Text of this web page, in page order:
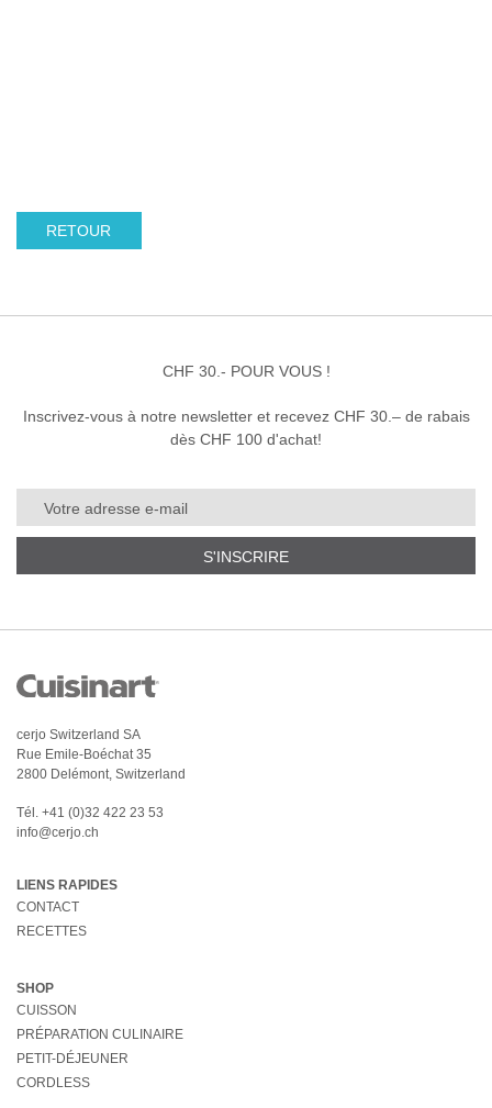
RETOUR
CHF 30.- POUR VOUS !
Inscrivez-vous à notre newsletter et recevez CHF 30.– de rabais
dès CHF 100 d'achat!
S'INSCRIRE
cerjo Switzerland SA
Rue Emile-Boéchat 35
2800 Delémont, Switzerland
Tél. +41 (0)32 422 23 53
info@cerjo.ch
LIENS RAPIDES
CONTACT
RECETTES
SHOP
CUISSON
PRÉPARATION CULINAIRE
PETIT-DÉJEUNER
CORDLESS